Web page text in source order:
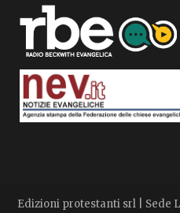
Edizioni protestanti srl | Sede